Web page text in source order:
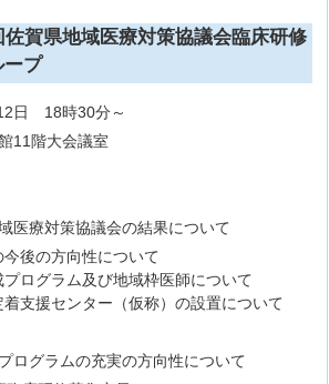
佐賀県地域医療対策協議会臨床研修
ープ
日 18時30分～
11階大会議室
対策協議会の結果について
今後の方向性について
プログラム及び地域枠医師について
着支援センター（仮称）の設置について
ラムの充実の方向性について